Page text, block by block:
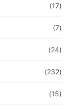
(17)
(7)
(24)
(232)
(15)